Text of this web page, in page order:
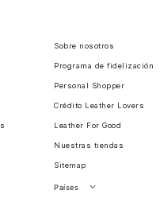
Sobre nosotros
Programa de fidelización
Personal Shopper
Crédito Leather Lovers
Leather For Good
Nuestras tiendas
Sitemap
Países